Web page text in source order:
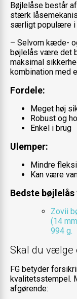
Bøjlelåse består
stærk
særligt populære i
– Selvom kæde-
bøjlelås være det
maksimal
kombination med
Fordele:
Meget høj
Robust og
Enkel i brug
Ulemper:
Mindre
Kan være
Bedste
Zovii
(14
994 g.
Skal du vælge
FG betyder
kvalitetsstempel.
afgørende: